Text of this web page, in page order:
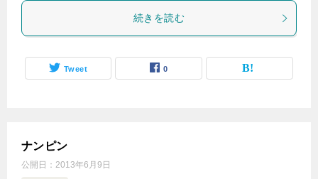
続きを読む
Tweet 0
ナンピン
公開日： 2013年6月9日